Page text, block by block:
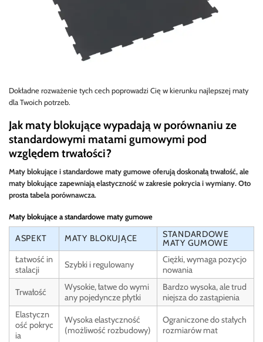
Dokładne rozważenie tych cech poprowadzi Cię w kierunku najlepszej maty
dla Twoich potrzeb.
Jak maty blokujące wypadają w porównaniu ze
standardowymi matami gumowymi pod
względem trwałości?
Maty blokujące i standardowe maty gumowe oferują doskonałą trwałość, ale
maty blokujące zapewniają elastyczność w zakresie pokrycia i wymiany. Oto
prosta tabela porównawcza.
Maty blokujące a standardowe maty gumowe
ASPEKT MATY BLOKUJĄCE
STANDARDOWE
MATY GUMOWE
Łatwość in
stalacji
Szybki i regulowany
Ciężki, wymaga pozycjo
nowania
Trwałość
Wysokie, łatwe do wymi
any pojedyncze płytki
Bardzo wysoka, ale trud
niejsza do zastąpienia
Elastyczn
ość pokryc
ia
Wysoka elastyczność
(możliwość rozbudowy)
Ograniczone do stałych
rozmiarów mat